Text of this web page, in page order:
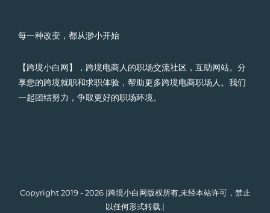
每一种改变，都从渺小开始
【跨境小白网】，跨境电商人的职场交流社区，互助网站。分
享您的跨境就职和求职体验，帮助更多跨境电商职场人。我们
一起团结努力，争取更好的职场环境。
Copyright 2019 - 2026 |跨境小白网版权所有,未经本站许可，禁止
以任何形式转载.|